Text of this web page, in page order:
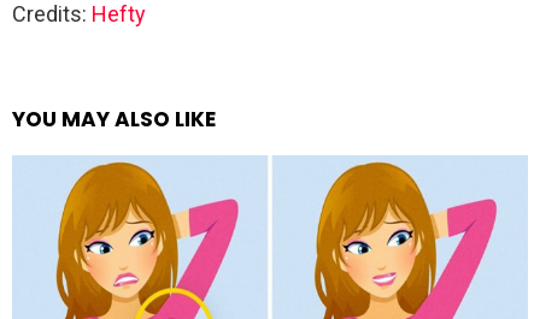
Credits: Hefty
YOU MAY ALSO LIKE